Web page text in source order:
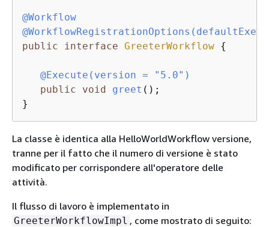
@Workflow
public
interface GreeterWorkflow {
@Execute(version = "5.0")
public
void greet () ;
}
La classe è identica alla HelloWorldWorkflow versione,
tranne per il fatto che il numero di versione è stato
modificato per corrispondere all'operatore delle
attività.
Il flusso di lavoro è implementato in
GreeterWorkflowImpl , come mostrato di seguito: